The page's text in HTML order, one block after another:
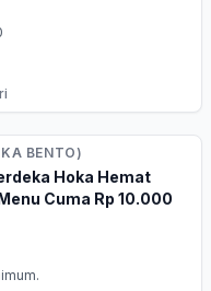
BENTO)
Hoka Hemat
Cuma Rp 10.000